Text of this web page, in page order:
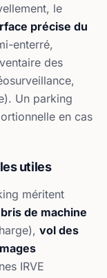
le
précise du
enterré,
des
Un parking
en cas
utiles
méritent
bris de machine
vol des
IRVE